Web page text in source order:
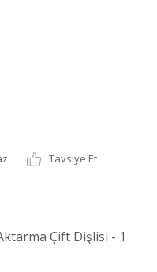
Tavsiye Et
Çift Dişlisi - 1